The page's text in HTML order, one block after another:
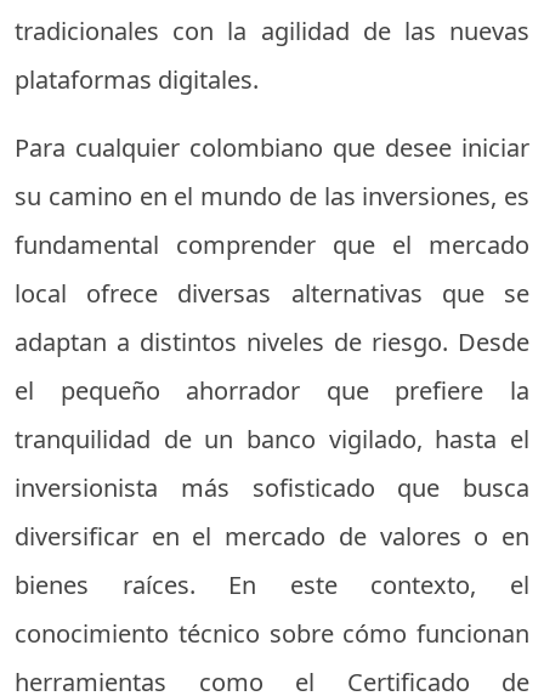
tradicionales con la agilidad de las nuevas
plataformas digitales.
Para cualquier colombiano que desee iniciar
su camino en el mundo de las inversiones, es
fundamental comprender que el mercado
local ofrece diversas alternativas que se
adaptan a distintos niveles de riesgo. Desde
el pequeño ahorrador que prefiere la
tranquilidad de un banco vigilado, hasta el
inversionista más sofisticado que busca
diversificar en el mercado de valores o en
bienes raíces. En este contexto, el
conocimiento técnico sobre cómo funcionan
herramientas como el Certificado de